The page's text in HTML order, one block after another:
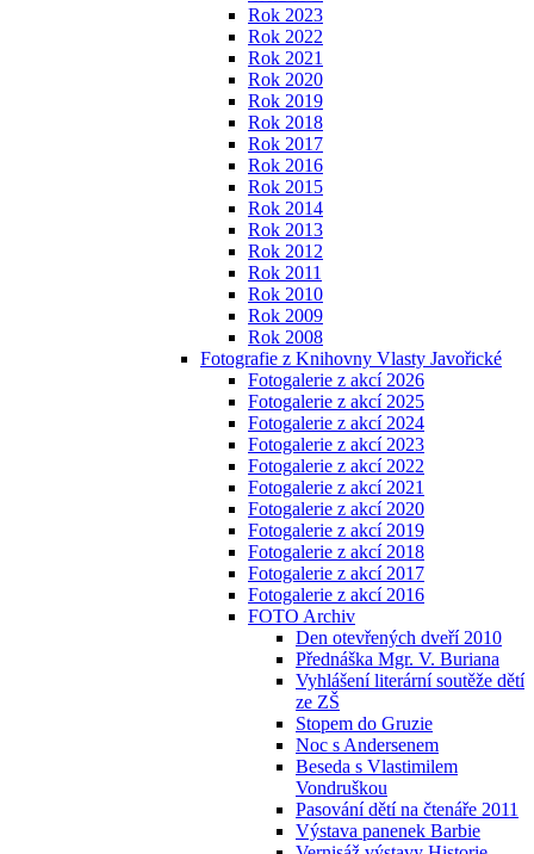
Rok 2023
Rok 2022
Rok 2021
Rok 2020
Rok 2019
Rok 2018
Rok 2017
Rok 2016
Rok 2015
Rok 2014
Rok 2013
Rok 2012
Rok 2011
Rok 2010
Rok 2009
Rok 2008
Fotografie z Knihovny Vlasty Javořické
Fotogalerie z akcí 2026
Fotogalerie z akcí 2025
Fotogalerie z akcí 2024
Fotogalerie z akcí 2023
Fotogalerie z akcí 2022
Fotogalerie z akcí 2021
Fotogalerie z akcí 2020
Fotogalerie z akcí 2019
Fotogalerie z akcí 2018
Fotogalerie z akcí 2017
Fotogalerie z akcí 2016
FOTO Archiv
Den otevřených dveří 2010
Přednáška Mgr. V. Buriana
Vyhlášení literární soutěže dětí
ze ZŠ
Stopem do Gruzie
Noc s Andersenem
Beseda s Vlastimilem
Vondruškou
Pasování dětí na čtenáře 2011
Výstava panenek Barbie